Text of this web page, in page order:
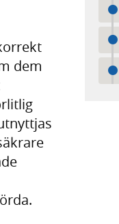
dem